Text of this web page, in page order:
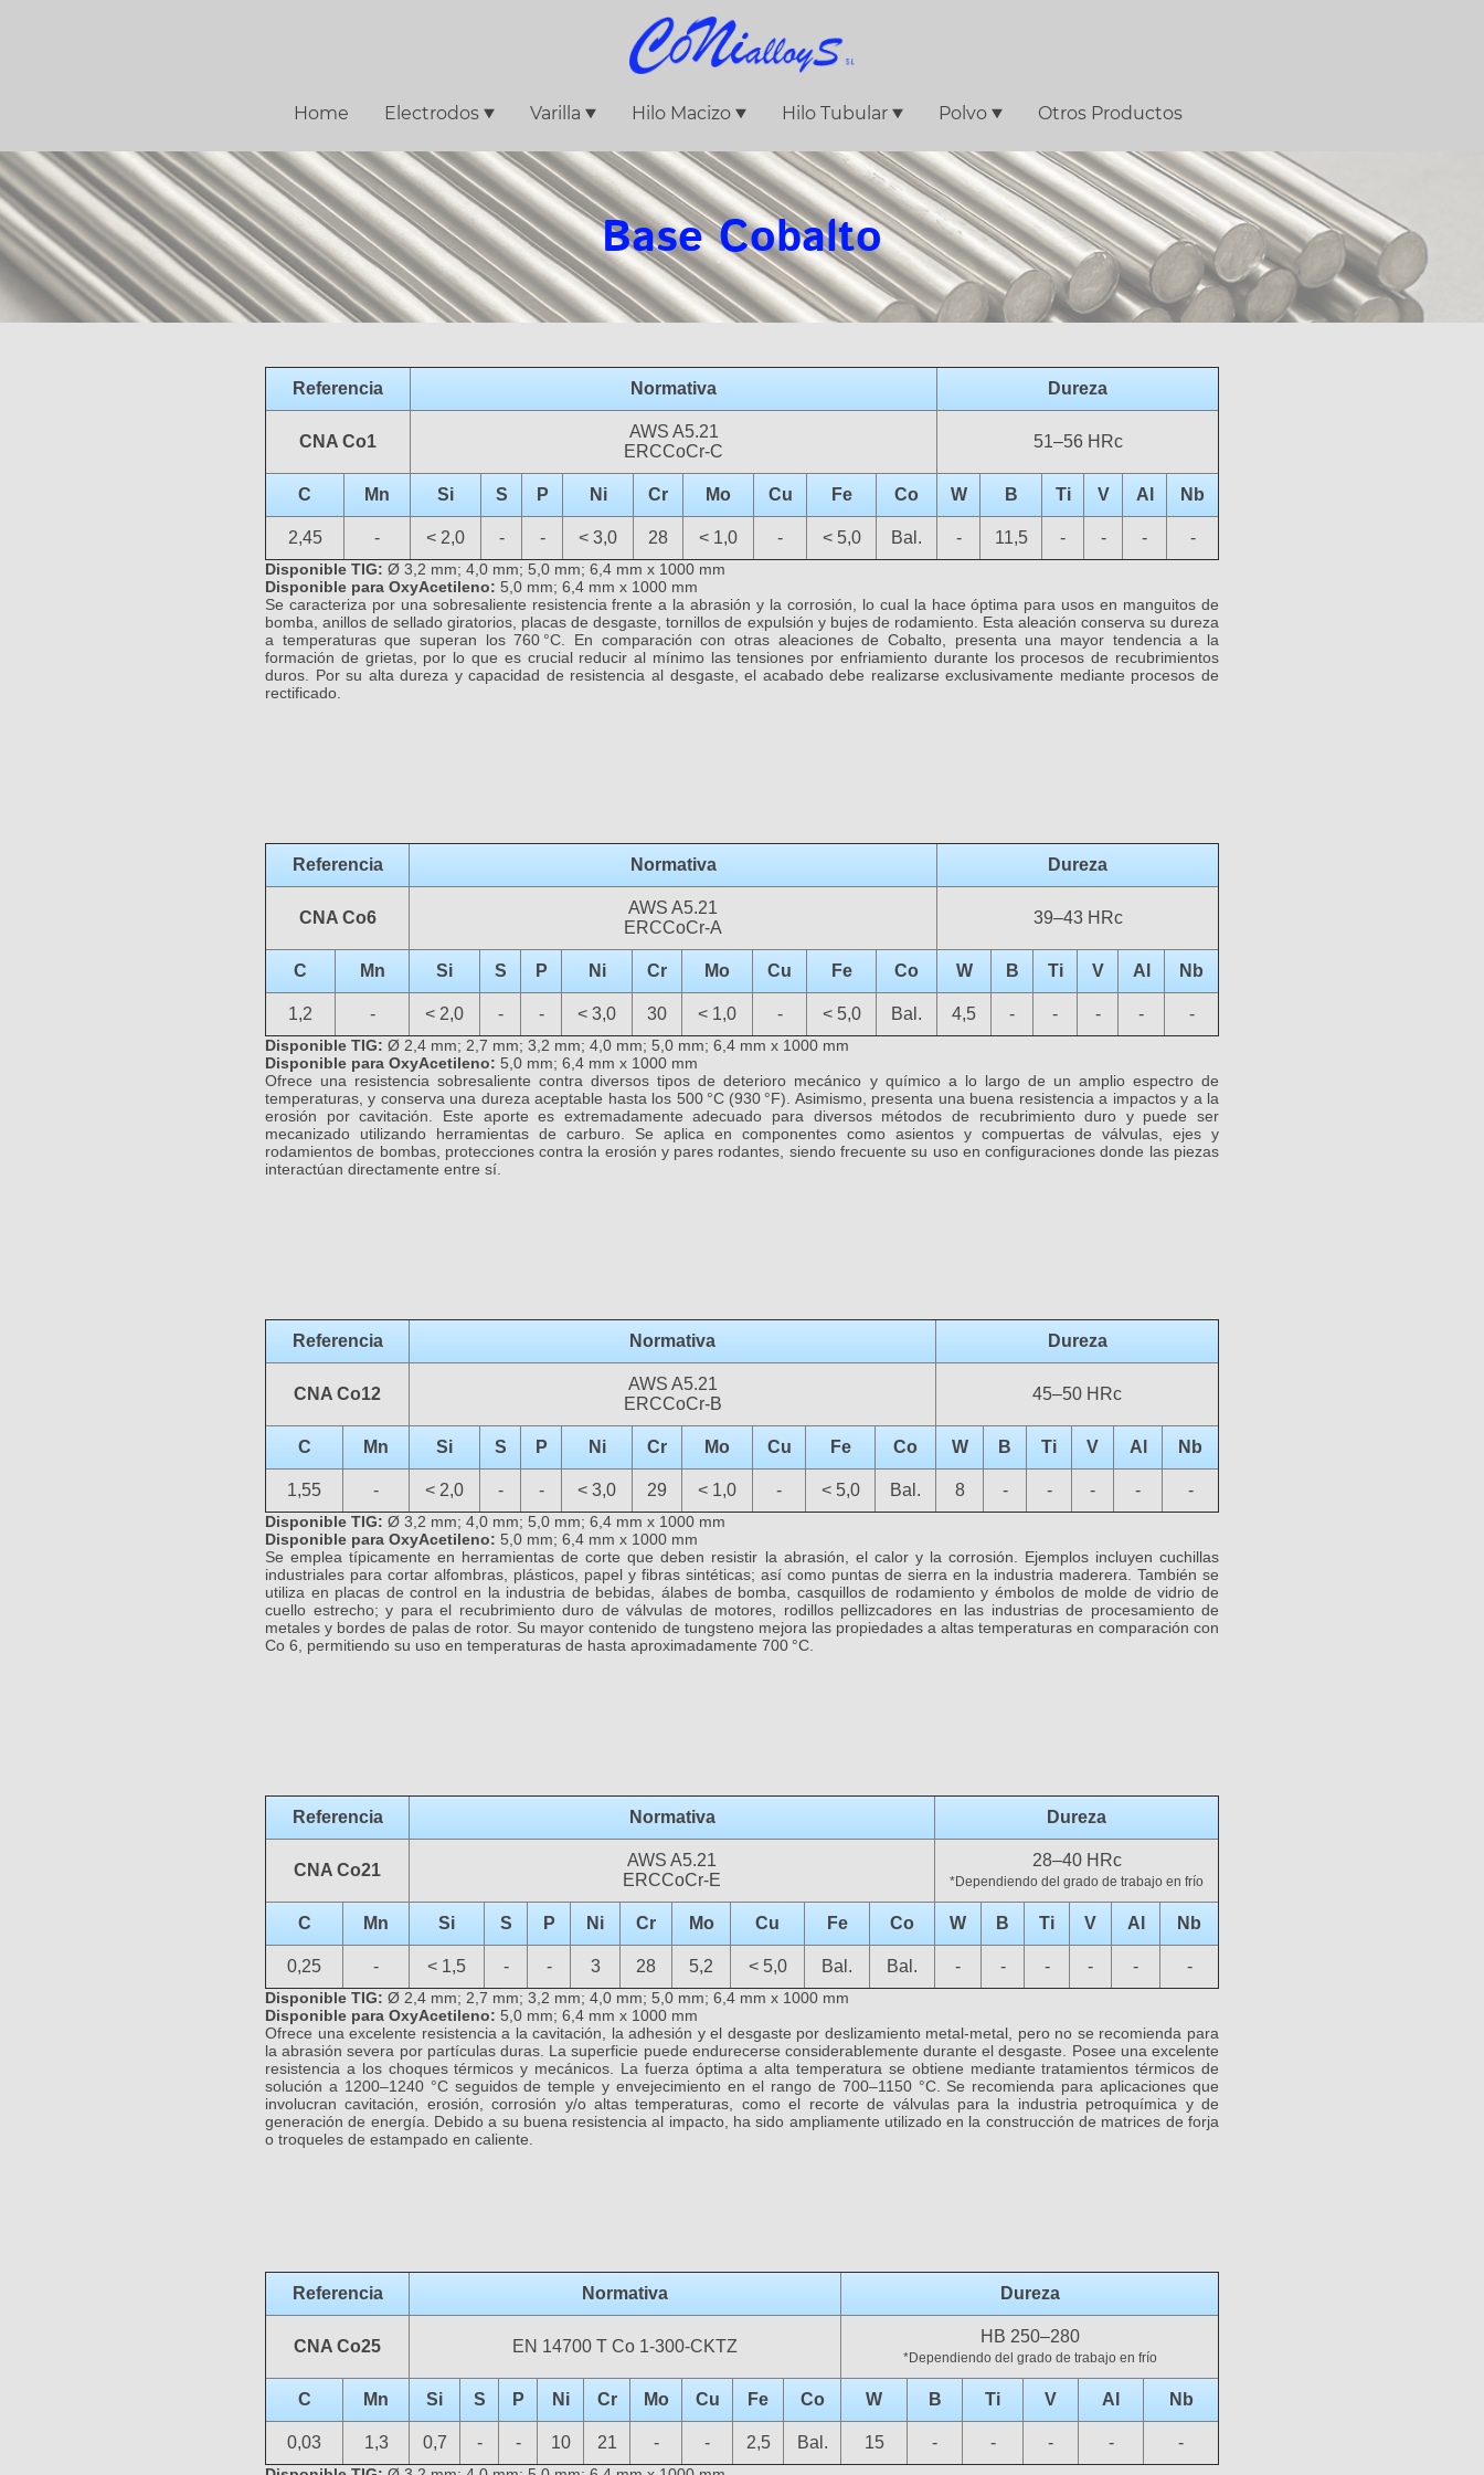
Home Electrodos Varilla Hilo Macizo Hilo Tubular Polvo Otros Productos
Base Cobalto
Referencia Normativa Dureza
CNA Co1
AWS A5.21
ERCCoCr-C
51–56 HRc
C Mn Si S P Ni Cr Mo Cu Fe Co W B Ti V Al Nb
2,45 - < 2,0 - - < 3,0 28 < 1,0 - < 5,0 Bal. - 11,5 - - - -
Disponible TIG: Ø 3,2 mm; 4,0 mm; 5,0 mm; 6,4 mm x 1000 mm
Disponible para OxyAcetileno: 5,0 mm; 6,4 mm x 1000 mm
Se caracteriza por una sobresaliente resistencia frente a la abrasión y la corrosión, lo cual la hace óptima para usos en manguitos de
bomba, anillos de sellado giratorios, placas de desgaste, tornillos de expulsión y bujes de rodamiento. Esta aleación conserva su dureza
a temperaturas que superan los 760 °C. En comparación con otras aleaciones de Cobalto, presenta una mayor tendencia a la
formación de grietas, por lo que es crucial reducir al mínimo las tensiones por enfriamiento durante los procesos de recubrimientos
duros. Por su alta dureza y capacidad de resistencia al desgaste, el acabado debe realizarse exclusivamente mediante procesos de
rectificado.
Referencia Normativa Dureza
CNA Co6
AWS A5.21
ERCCoCr-A
39–43 HRc
C Mn Si S P Ni Cr Mo Cu Fe Co W B Ti V Al Nb
1,2 - < 2,0 - - < 3,0 30 < 1,0 - < 5,0 Bal. 4,5 - - - - -
Disponible TIG: Ø 2,4 mm; 2,7 mm; 3,2 mm; 4,0 mm; 5,0 mm; 6,4 mm x 1000 mm
Disponible para OxyAcetileno: 5,0 mm; 6,4 mm x 1000 mm
Ofrece una resistencia sobresaliente contra diversos tipos de deterioro mecánico y químico a lo largo de un amplio espectro de
temperaturas, y conserva una dureza aceptable hasta los 500 °C (930 °F). Asimismo, presenta una buena resistencia a impactos y a la
erosión por cavitación. Este aporte es extremadamente adecuado para diversos métodos de recubrimiento duro y puede ser
mecanizado utilizando herramientas de carburo. Se aplica en componentes como asientos y compuertas de válvulas, ejes y
rodamientos de bombas, protecciones contra la erosión y pares rodantes, siendo frecuente su uso en configuraciones donde las piezas
interactúan directamente entre sí.
Referencia Normativa Dureza
CNA Co12
AWS A5.21
ERCCoCr-B
45–50 HRc
C Mn Si S P Ni Cr Mo Cu Fe Co W B Ti V Al Nb
1,55 - < 2,0 - - < 3,0 29 < 1,0 - < 5,0 Bal. 8 - - - - -
Disponible TIG: Ø 3,2 mm; 4,0 mm; 5,0 mm; 6,4 mm x 1000 mm
Disponible para OxyAcetileno: 5,0 mm; 6,4 mm x 1000 mm
Se emplea típicamente en herramientas de corte que deben resistir la abrasión, el calor y la corrosión. Ejemplos incluyen cuchillas
industriales para cortar alfombras, plásticos, papel y fibras sintéticas; así como puntas de sierra en la industria maderera. También se
utiliza en placas de control en la industria de bebidas, álabes de bomba, casquillos de rodamiento y émbolos de molde de vidrio de
cuello estrecho; y para el recubrimiento duro de válvulas de motores, rodillos pellizcadores en las industrias de procesamiento de
metales y bordes de palas de rotor. Su mayor contenido de tungsteno mejora las propiedades a altas temperaturas en comparación con
Co 6, permitiendo su uso en temperaturas de hasta aproximadamente 700 °C.
Referencia Normativa Dureza
CNA Co21
AWS A5.21
ERCCoCr-E
28–40 HRc
*Dependiendo del grado de trabajo en frío
C Mn Si S P Ni Cr Mo Cu Fe Co W B Ti V Al Nb
0,25 - < 1,5 - - 3 28 5,2 < 5,0 Bal. Bal. - - - - - -
Disponible TIG: Ø 2,4 mm; 2,7 mm; 3,2 mm; 4,0 mm; 5,0 mm; 6,4 mm x 1000 mm
Disponible para OxyAcetileno: 5,0 mm; 6,4 mm x 1000 mm
Ofrece una excelente resistencia a la cavitación, la adhesión y el desgaste por deslizamiento metal-metal, pero no se recomienda para
la abrasión severa por partículas duras. La superficie puede endurecerse considerablemente durante el desgaste. Posee una excelente
resistencia a los choques térmicos y mecánicos. La fuerza óptima a alta temperatura se obtiene mediante tratamientos térmicos de
solución a 1200–1240 °C seguidos de temple y envejecimiento en el rango de 700–1150 °C. Se recomienda para aplicaciones que
involucran cavitación, erosión, corrosión y/o altas temperaturas, como el recorte de válvulas para la industria petroquímica y de
generación de energía. Debido a su buena resistencia al impacto, ha sido ampliamente utilizado en la construcción de matrices de forja
o troqueles de estampado en caliente.
Referencia Normativa Dureza
CNA Co25 EN 14700 T Co 1-300-CKTZ
HB 250–280
*Dependiendo del grado de trabajo en frío
C Mn Si S P Ni Cr Mo Cu Fe Co W B Ti V Al Nb
0,03 1,3 0,7 - - 10 21 - - 2,5 Bal. 15 - - - - -